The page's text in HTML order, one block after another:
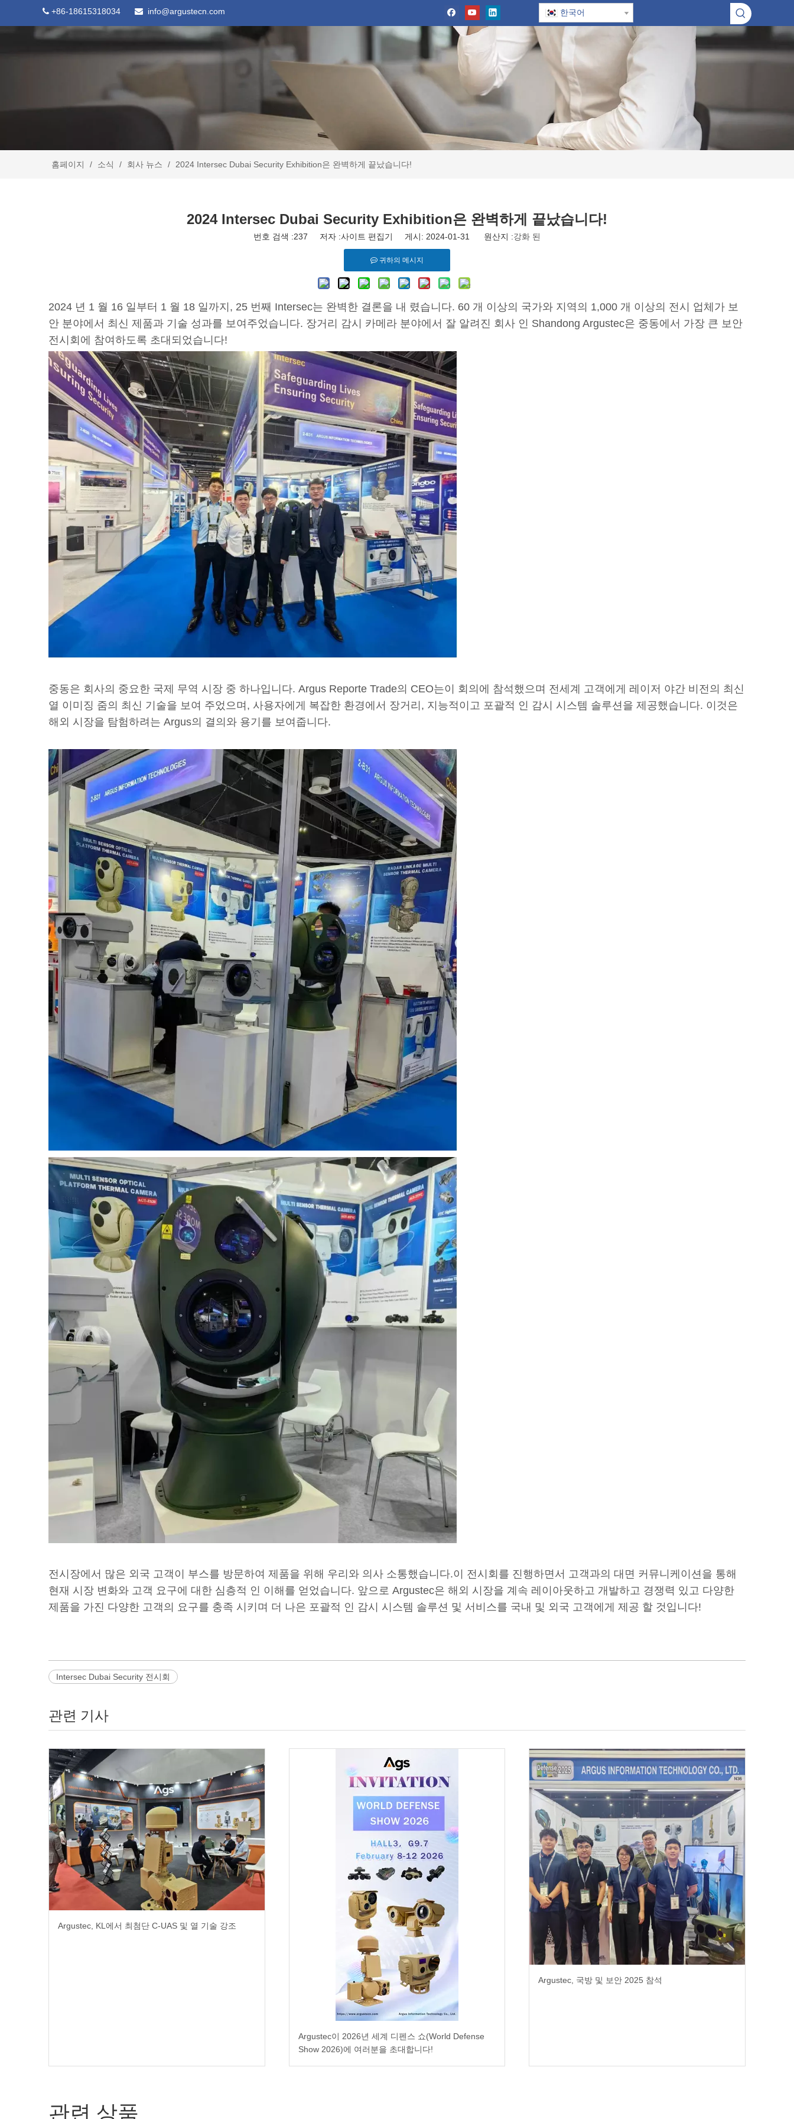
 +86-18615318034  info@argustecn.com 한국어
홈페이지 / 소식 / 회사 뉴스 / 2024 Intersec Dubai Security Exhibition은 완벽하게 끝났습니다!
2024 Intersec Dubai Security Exhibition은 완벽하게 끝났습니다!
번호 검색 :237 저자 :사이트 편집기 게시: 2024-01-31 원산지 :강화 된
귀하의 메시지
2024 년 1 월 16 일부터 1 월 18 일까지, 25 번째 Intersec는 완벽한 결론을 내 렸습니다. 60 개 이상의 국가와 지역의 1,000 개 이상의 전시 업체가 보
안 분야에서 최신 제품과 기술 성과를 보여주었습니다. 장거리 감시 카메라 분야에서 잘 알려진 회사 인 Shandong Argustec은 중동에서 가장 큰 보안
전시회에 참여하도록 초대되었습니다!
중동은 회사의 중요한 국제 무역 시장 중 하나입니다. Argus Reporte Trade의 CEO는이 회의에 참석했으며 전세계 고객에게 레이저 야간 비전의 최신
열 이미징 줌의 최신 기술을 보여 주었으며, 사용자에게 복잡한 환경에서 장거리, 지능적이고 포괄적 인 감시 시스템 솔루션을 제공했습니다. 이것은
해외 시장을 탐험하려는 Argus의 결의와 용기를 보여줍니다.
전시장에서 많은 외국 고객이 부스를 방문하여 제품을 위해 우리와 의사 소통했습니다.이 전시회를 진행하면서 고객과의 대면 커뮤니케이션을 통해
현재 시장 변화와 고객 요구에 대한 심층적 인 이해를 얻었습니다. 앞으로 Argustec은 해외 시장을 계속 레이아웃하고 개발하고 경쟁력 있고 다양한
제품을 가진 다양한 고객의 요구를 충족 시키며 더 나은 포괄적 인 감시 시스템 솔루션 및 서비스를 국내 및 외국 고객에게 제공 할 것입니다!
Intersec Dubai Security 전시회
관련 기사
Argustec, KL에서 최첨단 C-UAS 및 열 기술 강조
Argustec이 2026년 세계 디펜스 쇼(World Defense
Show 2026)에 여러분을 초대합니다!
Argustec, 국방 및 보안 2025 참석
관련 상품